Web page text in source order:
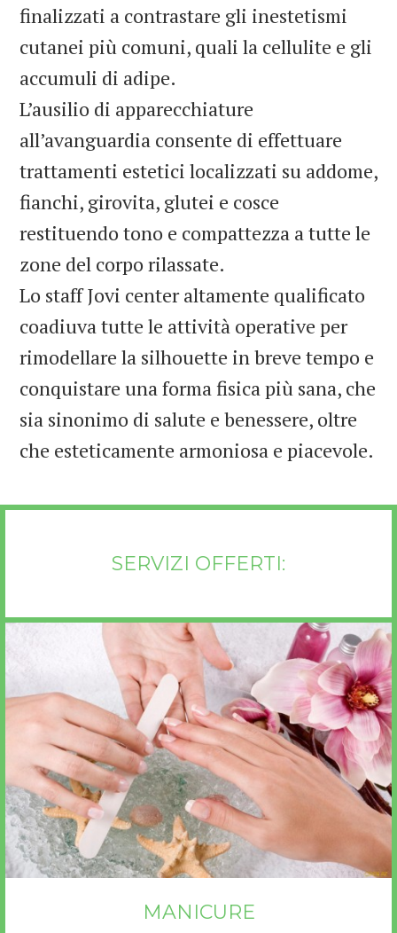
finalizzati a contrastare gli inestetismi
cutanei più comuni, quali la cellulite e gli
accumuli di adipe.
L’ausilio di apparecchiature
all’avanguardia consente di effettuare
trattamenti estetici localizzati su addome,
fianchi, girovita, glutei e cosce
restituendo tono e compattezza a tutte le
zone del corpo rilassate.
Lo staff Jovi center altamente qualificato
coadiuva tutte le attività operative per
rimodellare la silhouette in breve tempo e
conquistare una forma fisica più sana, che
sia sinonimo di salute e benessere, oltre
che esteticamente armoniosa e piacevole.
SERVIZI OFFERTI:
MANICURE